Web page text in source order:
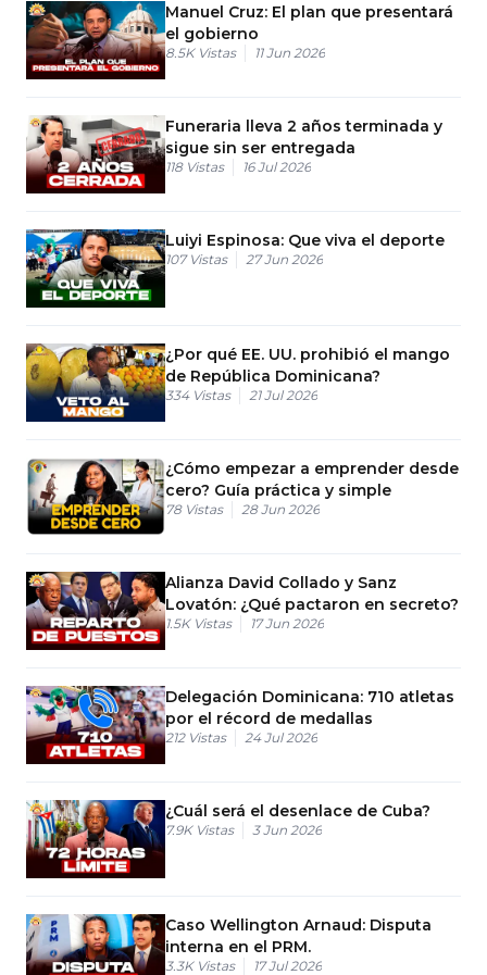
Manuel Cruz: El plan que presentará
el gobierno
8.5K Vistas 11 Jun 2026
Funeraria lleva 2 años terminada y
sigue sin ser entregada
118 Vistas 16 Jul 2026
Luiyi Espinosa: Que viva el deporte
107 Vistas 27 Jun 2026
¿Por qué EE. UU. prohibió el mango
de República Dominicana?
334 Vistas 21 Jul 2026
¿Cómo empezar a emprender desde
cero? Guía práctica y simple
78 Vistas 28 Jun 2026
Alianza David Collado y Sanz
Lovatón: ¿Qué pactaron en secreto?
1.5K Vistas 17 Jun 2026
Delegación Dominicana: 710 atletas
por el récord de medallas
212 Vistas 24 Jul 2026
¿Cuál será el desenlace de Cuba?
7.9K Vistas 3 Jun 2026
Caso Wellington Arnaud: Disputa
interna en el PRM.
3.3K Vistas 17 Jul 2026